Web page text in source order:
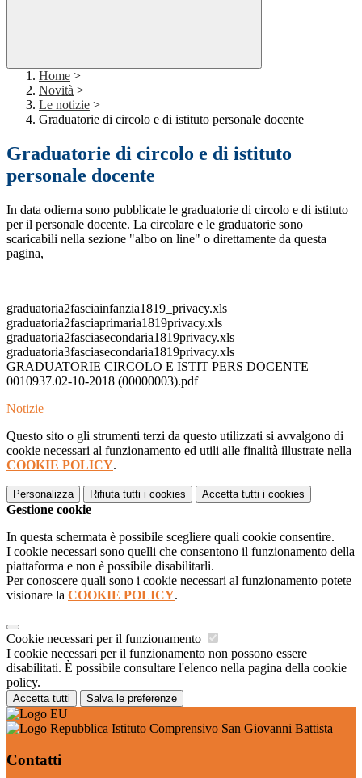
Home >
Novità >
Le notizie >
Graduatorie di circolo e di istituto personale docente
Graduatorie di circolo e di istituto
personale docente
In data odierna sono pubblicate le graduatorie di circolo e di istituto
per il personale docente. La circolare e le graduatorie sono
scaricabili nella sezione "albo on line" o direttamente da questa
pagina,
graduatoria2fasciainfanzia1819_privacy.xls
graduatoria2fasciaprimaria1819privacy.xls
graduatoria2fasciasecondaria1819privacy.xls
graduatoria3fasciasecondaria1819privacy.xls
GRADUATORIE CIRCOLO E ISTIT PERS DOCENTE
0010937.02-10-2018 (00000003).pdf
Notizie
Questo sito o gli strumenti terzi da questo utilizzati si avvalgono di
cookie necessari al funzionamento ed utili alle finalità illustrate nella
COOKIE POLICY.
Personalizza Rifiuta tutti i cookies Accetta tutti i cookies
Gestione cookie
In questa schermata è possibile scegliere quali cookie consentire.
I cookie necessari sono quelli che consentono il funzionamento della
piattaforma e non è possibile disabilitarli.
Per conoscere quali sono i cookie necessari al funzionamento potete
visionare la COOKIE POLICY.
Cookie necessari per il funzionamento
I cookie necessari per il funzionamento non possono essere
disabilitati. È possibile consultare l'elenco nella pagina della cookie
policy.
Accetta tutti Salva le preferenze
Istituto Comprensivo San Giovanni Battista
Contatti